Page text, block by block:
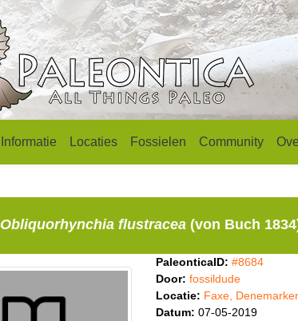
Informatie Locaties Fossielen Community
Obliquorhynchiaflustracea (von Buch
PaleonticaID: #8684
Door: fossildude
Locatie: Faxe,
Datum: 07-05-2019